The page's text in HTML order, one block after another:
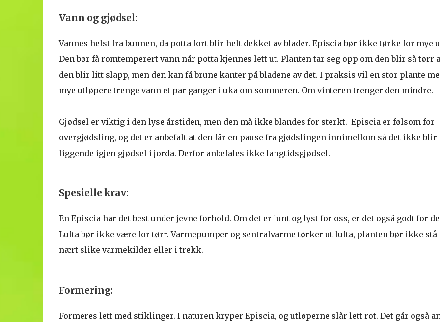
Vann og gjødsel:
Vannes helst fra bunnen, da potta fort blir helt dekket av blader. Episcia bør ikke tørke for mye
Den bør få romtemperert vann når potta kjennes lett ut. Planten tar seg opp om den blir så tørr
den blir litt slapp, men den kan få brune kanter på bladene av det. I praksis vil en stor plante
mye utløpere trenge vann et par ganger i uka om sommeren. Om vinteren trenger den mindre.
Gjødsel er viktig i den lyse årstiden, men den må ikke blandes for sterkt. Episcia er følsom for
overgjødsling, og det er anbefalt at den får en pause fra gjødslingen innimellom så det ikke blir
liggende igjen gjødsel i jorda. Derfor anbefales ikke langtidsgjødsel.
Spesielle krav:
En Episcia har det best under jevne forhold. Om det er lunt og lyst for oss, er det også godt for
Lufta bør ikke være for tørr. Varmepumper og sentralvarme tørker ut lufta, planten bør ikke stå
nært slike varmekilder eller i trekk.
Formering:
Formeres lett med stiklinger. I naturen kryper Episcia, og utløperne slår lett rot. Det går også